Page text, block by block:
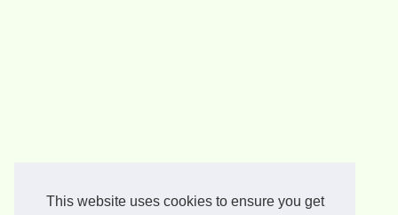
This website uses cookies to ensure you get